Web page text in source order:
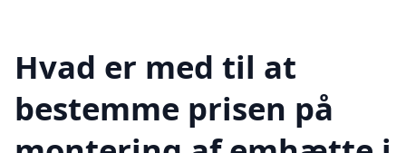
Hvad er med til at
bestemme prisen på